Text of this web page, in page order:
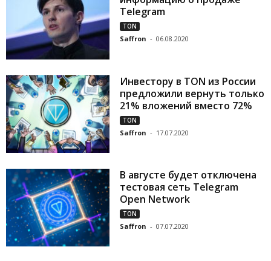
Telegram
TON
Saffron - 06.08.2020
Инвестору в TON из России
предложили вернуть только
21% вложений вместо 72%
TON
Saffron - 17.07.2020
В августе будет отключена
тестовая сеть Telegram
Open Network
TON
Saffron - 07.07.2020